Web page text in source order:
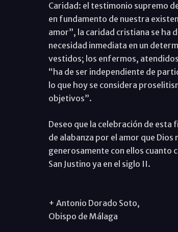
Caridad: el testimonio supremo
en fundamento de nuestra
amor”, la caridad cristiana se ha
necesidad inmediata en un
vestidos; los enfermos,
“ha de ser independiente de
lo que hoy se considera
objetivos”.
Deseo que la celebración de
de alabanza por el amor que
generosamente con ellos cuanto
San Justino ya en el siglo II.
+ Antonio Dorado Soto,
Obispo de Málaga